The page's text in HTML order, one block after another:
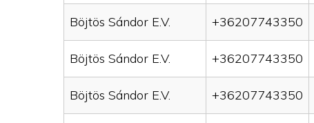
Böjtös Sándor E.V. +36207743350
Böjtös Sándor E.V. +36207743350
Böjtös Sándor E.V. +36207743350